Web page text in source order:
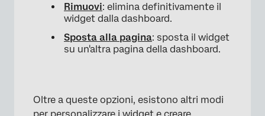
Rimuovi: elimina definitivamente il
widget dalla dashboard.
Sposta alla pagina: sposta il widget
su un'altra pagina della dashboard.
Oltre a queste opzioni, esistono altri modi
per personalizzare i widget e creare